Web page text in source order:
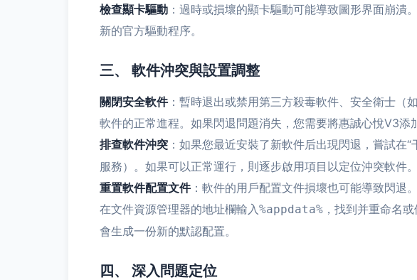
檢查顯卡驅動 ：過時或損壞的顯卡驅動可能導致圖形界面崩
新的官方驅動程序。
三、 軟件沖突與設置調整
關閉安全軟件：暫時退出或禁用第三方殺毒軟件、安全衛士（
軟件的正常進程。如果閃退問題消失，您需要將惠誠心悅V3添
排查軟件沖突 ：如果您最近安裝了新軟件后出現閃退，嘗試在
服務）。如果可以正常運行，則逐步啟用項目以定位沖突軟件。
重置軟件配置文件：軟件的用戶配置文件損壞也可能導致閃退
在文件資源管理器的地址欄輸入%appdata% ，找到并重命名
會生成一份新的默認配置。
四、 深入問題定位